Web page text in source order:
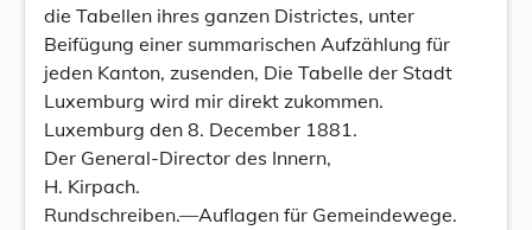
die Tabellen ihres ganzen Districtes, unter
Beifügung einer summarischen Aufzählung für
jeden Kanton, zusenden, Die Tabelle der Stadt
Luxemburg wird mir direkt zukommen.
Luxemburg den 8. December 1881.
Der General-Director des Innern,
H. Kirpach.
Rundschreiben.—Auflagen für Gemeindewege.